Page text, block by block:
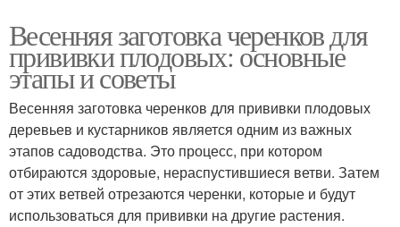
Весенняя заготовка черенков для
прививки плодовых: основные
этапы и советы
Весенняя заготовка черенков для прививки плодовых
деревьев и кустарников является одним из важных
этапов садоводства. Это процесс, при котором
отбираются здоровые, нераспустившиеся ветви. Затем
от этих ветвей отрезаются черенки, которые и будут
использоваться для прививки на другие растения.